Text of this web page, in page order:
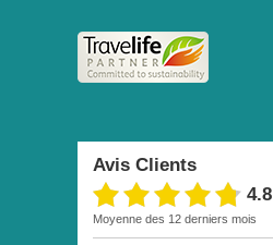
Avis Clients
4.8
moyenne des 12 derniers mois